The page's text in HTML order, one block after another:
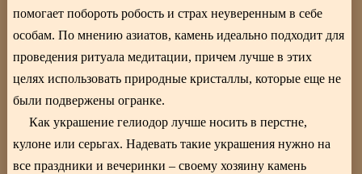
помогает побороть робость и страх неуверенным в себе
особам. По мнению азиатов, камень идеально подходит для
проведения ритуала медитации, причем лучше в этих
целях использовать природные кристаллы, которые еще не
были подвержены огранке.
Как украшение гелиодор лучше носить в перстне,
кулоне или серьгах. Надевать такие украшения нужно на
все праздники и вечеринки – своему хозяину камень